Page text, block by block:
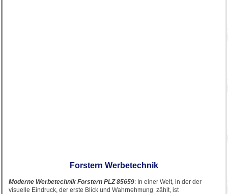
Forstern Werbetechnik
Moderne Werbetechnik Forstern PLZ 85659: In einer Welt, in der der
visuelle Eindruck, der erste Blick und Wahrnehmung zählt, ist